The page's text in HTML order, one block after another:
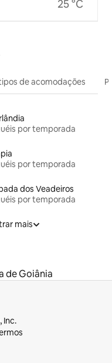
25 °C
de acomodações
por temporada
por temporada
dos Veadeiros
por temporada
mais
de Goiânia
Inc.